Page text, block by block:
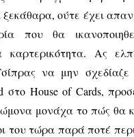
ξεκάθαρα, ούτε έχει
που θα
καρτερικότητα. Ας
να μην
στο House of Cards,
μονάχα το πώς θα
του τώρα παρά ποτέ